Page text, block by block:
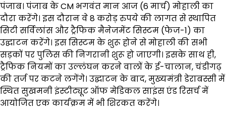
पंजाब। पंजाब के CM भगवंत मान आज (6 मार्च) मोहाली का
दौरा करेंगे। इस दौरान वे 8 करोड़ रुपये की लागत से स्थापित
सिटी सर्विलांस और ट्रैफिक मैनेजमेंट सिस्टम (फेज-1) का
उद्घाटन करेंगे। इस सिस्टम के शुरू होने से मोहाली की सभी
सड़कों पर पुलिस की निगरानी शुरू हो जाएगी। इसके साथ ही,
ट्रैफिक नियमों का उल्लंघन करने वालों के ई-चालान, चंडीगढ़
की तर्ज पर कटने लगेंगे। उद्घाटन के बाद, मुख्यमंत्री डेराबस्सी में
स्थित सुखमनी इंस्टीट्यूट ऑफ मेडिकल साइंस एंड रिसर्च में
आयोजित एक कार्यक्रम में भी शिरकत करेंगे।